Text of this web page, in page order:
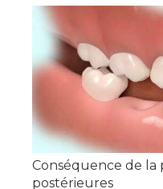
Conséquence de la
postérieures